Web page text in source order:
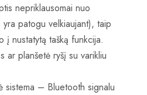
nepriklausomai nuo
patogu velkiaujant), taip
į nustatytą tašką funkcija.
ar planšetė ryšį su varikliu
sistema – Bluetooth signalu